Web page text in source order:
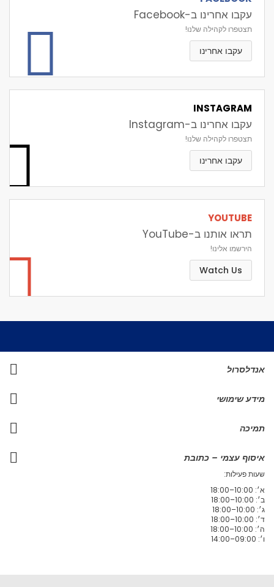
עקבו אחרינו ב-Facebook
תצטפרו לקהילה שלנו!
עקבו אחרינו
INSTAGRAM
עקבו אחרינו ב-Instagram
תצטפרו לקהילה שלנו!
עקבו אחרינו
YOUTUBE
תראו אותנו ב-YouTube
הירשמו אלינו!
Watch Us
אנדלסרול
מידע שימושי
תמיכה
איסוף עצמי – כתובת
שעות פעילות:
א׳: 10:00–18:00
ב׳: 10:00–18:00
ג׳: 10:00–18:00
ד׳: 10:00–18:00
ה׳: 10:00–18:00
ו׳: 09:00–14:00